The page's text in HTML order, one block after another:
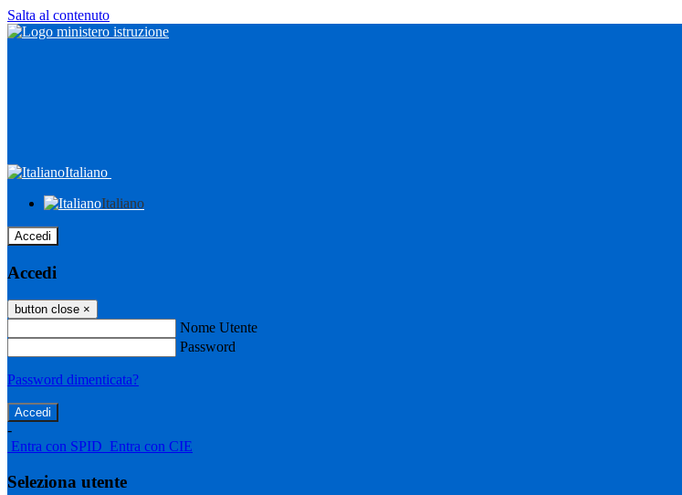
Salta al contenuto
Italiano
Italiano
Accedi
Accedi
button close ×
Nome Utente
Password
Password dimenticata?
-
Entra con SPID Entra con CIE
Seleziona utente